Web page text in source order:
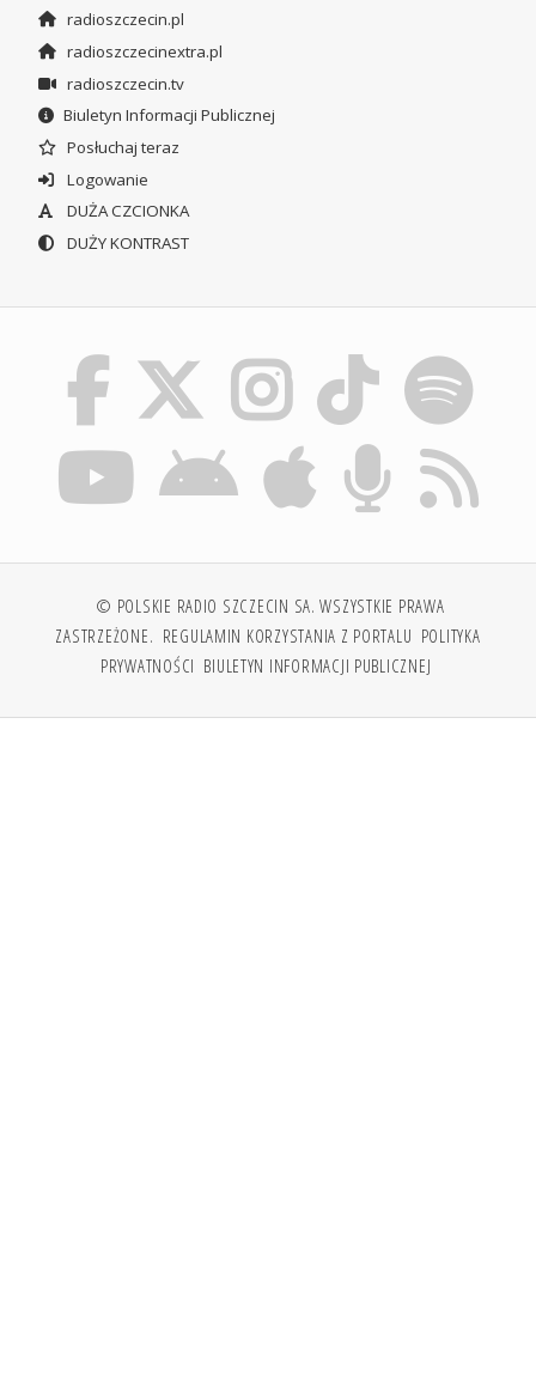
radioszczecin.pl
radioszczecinextra.pl
radioszczecin.tv
Biuletyn Informacji Publicznej
Posłuchaj teraz
Logowanie
DUŻA CZCIONKA
DUŻY KONTRAST
© POLSKIE RADIO SZCZECIN SA. WSZYSTKIE PRAWA
ZASTRZEŻONE. REGULAMIN KORZYSTANIA Z PORTALU POLITYKA
PRYWATNOŚCI BIULETYN INFORMACJI PUBLICZNEJ